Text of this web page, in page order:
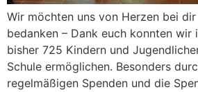
Wir möchten uns von Herzen bei
bedanken – Dank euch konnten wir
bisher 725 Kindern und
Schule ermöglichen. Besonders
regelmäßigen Spenden und die